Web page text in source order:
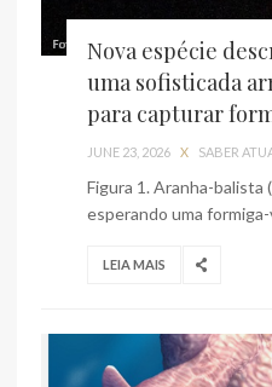
Nova espécie
uma sofisticada
para capturar
JUNE 23, 2026 X SABER
Figura 1. Aranha-balista
esperando uma
LEIA MAIS